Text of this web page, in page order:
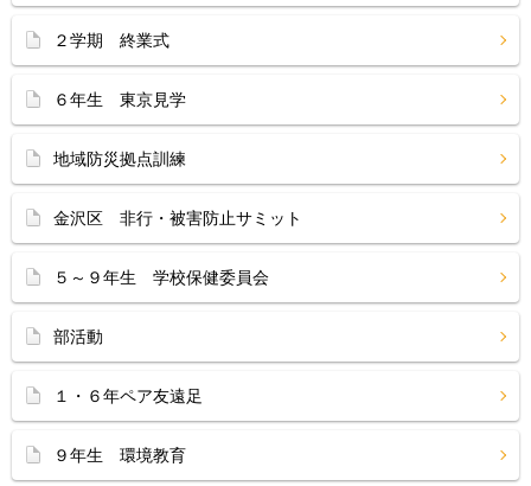
２学期 終業式
６年生 東京見学
地域防災拠点訓練
金沢区 非行・被害防止サミット
５～９年生 学校保健委員会
部活動
１・６年ペア友遠足
９年生 環境教育